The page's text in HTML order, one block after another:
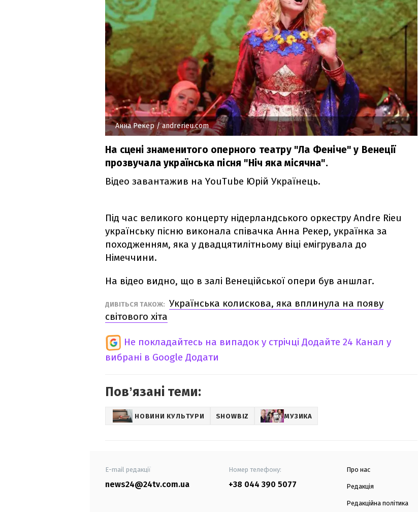
Анна Рекер/ andrerieu.com
На сцені знаменитого оперного театру "Ла Феніче" у Венеції
прозвучала українська пісня "Ніч яка місячна".
Відео завантажив на YouTube Юрій Українець.
Під час великого концерту нідерландського оркестру Andre Rieu
українську пісню виконала співачка Анна Рекер, українка за
походженням, яка у двадцятилітньому віці емігрувала до
Німеччини.
На відео видно, що в залі Венеційської опери був аншлаг.
ДИВІТЬСЯ ТАКОЖ: Українська колискова, яка вплинула на появу
світового хіта
Не покладайтесь на випадок у стрічці Додайте 24 Канал у
вибрані в Google Додати
Повʼязані теми:
НОВИНИ КУЛЬТУРИ SHOWBIZ МУЗИКА
E-mail редакції
news24@24tv.com.ua
Номер телефону:
+38 044 390 5077
Про нас
Редакція
Редакційна політика